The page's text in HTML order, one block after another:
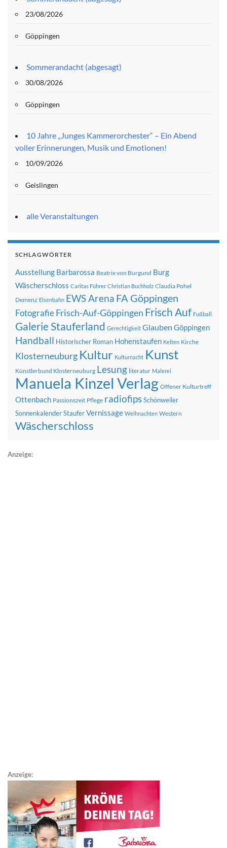
23/08/2026
Göppingen
Sommerandacht (abgesagt)
30/08/2026
Göppingen
10 Jahre „Junges Kammerorchester“ – Ein Abend
voller Erinnerungen, Musik und Emotionen!
10/09/2026
Geislingen
alle Veranstaltungen
SCHLAGWÖRTER
Ausstellung Barbarossa Beatrix von Burgund Burg
Wäscherschloss Caritas Führer Christian Buchholz Claudia Pohel
Demenz Eisenbahn EWS Arena FA Göppingen
FotografieFrisch-Auf-Göppingen Frisch Auf Fußball
Galerie Stauferland Gerechtigkeit Glauben Göppingen
Handball Historischer Roman Hohenstaufen Kelten Kirche
Klosterneuburg Kultur Kulturnacht Kunst
Künstlerbund Klosterneuburg Lesung literatur Malerei
Manuela Kinzel Verlag Offener Kulturtreff
Ottenbach Passionszeit Pflege radiofipsSchönweiler
SonnenkalenderStauferVernissage Weihnachten Western
Wäscherschloss
Anzeige:
Anzeige: